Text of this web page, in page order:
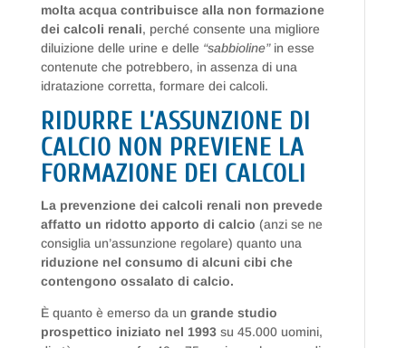
molta acqua contribuisce alla non formazione
dei calcoli renali, perché consente una migliore
diluizione delle urine e delle “sabbioline”in esse
contenute che potrebbero, in assenza di una
idratazione corretta, formare dei calcoli.
RIDURRE L’ASSUNZIONE DI
CALCIO NON PREVIENE LA
FORMAZIONE DEI CALCOLI
La prevenzione dei calcoli renali non prevede
affatto un ridotto apporto di calcio (anzi se ne
consiglia un’assunzione regolare) quanto una
riduzione nel consumo di alcuni cibi che
contengono ossalato di calcio.
È quanto è emerso da un grande studio
prospettico iniziato nel 1993su 45.000 uomini,